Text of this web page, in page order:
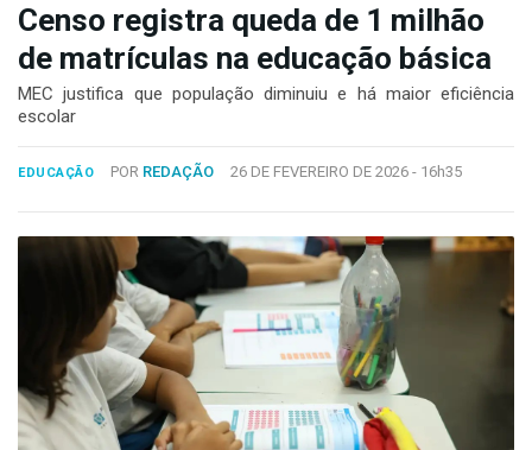
TV
CONOSCO
Copyright
Desenvolvido
Hesea
Tecnologia
Sistemas
Censo registra queda de 1 milhão
de matrículas na educação básica
MEC justifica que população diminuiu e há maior eficiência
escolar
EDUCAÇÃO POR REDAÇÃO 26 DE FEVEREIRO DE 2026 - 16h35